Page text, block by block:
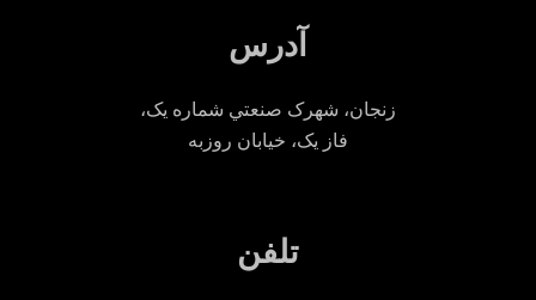
آدرس
زنجان، شهرک صنعتي شماره یک،
فاز يک، خيابان روزبه
تلفن